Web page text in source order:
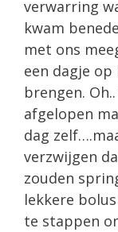
verwarring
kwam
met ons
een dagje
brengen.
afgelopen
dag
verzwijgen
zouden
lekkere
te stappen